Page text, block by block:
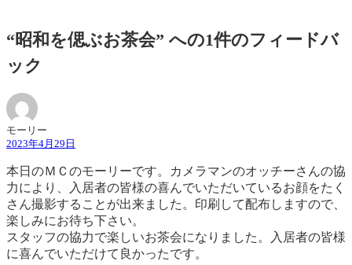
“昭和を偲ぶお茶会” への1件のフィードバ
ック
モーリー
2023年4月29日
本日のＭＣのモーリーです。カメラマンのオッチーさんの協
力により、入居者の皆様の喜んでいただいているお顔をたく
さん撮影することが出来ました。印刷して配布しますので、
楽しみにお待ち下さい。
スタッフの協力で楽しいお茶会になりました。入居者の皆様
に喜んでいただけて良かったです。